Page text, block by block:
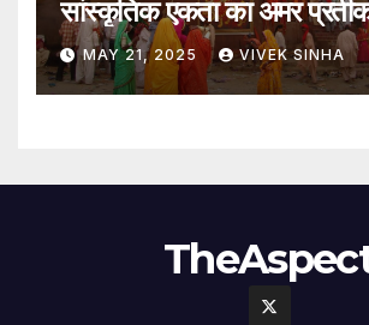
सांस्कृतिक एकता का अमर
MAY 21, 2025 VIVEK SINHA